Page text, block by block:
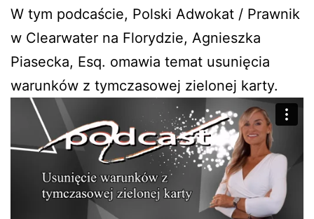
W tym podcaście, Polski Adwokat / Prawnik
w Clearwater na Florydzie, Agnieszka
Piasecka, Esq. omawia temat usunięcia
warunków z tymczasowej zielonej karty.